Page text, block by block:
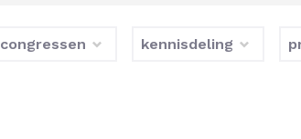
congressen kennisdeling